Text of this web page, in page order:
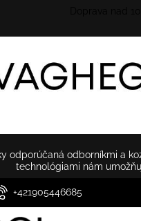
odporúčaná odborníkmi a
technológiami nám
+421905446685